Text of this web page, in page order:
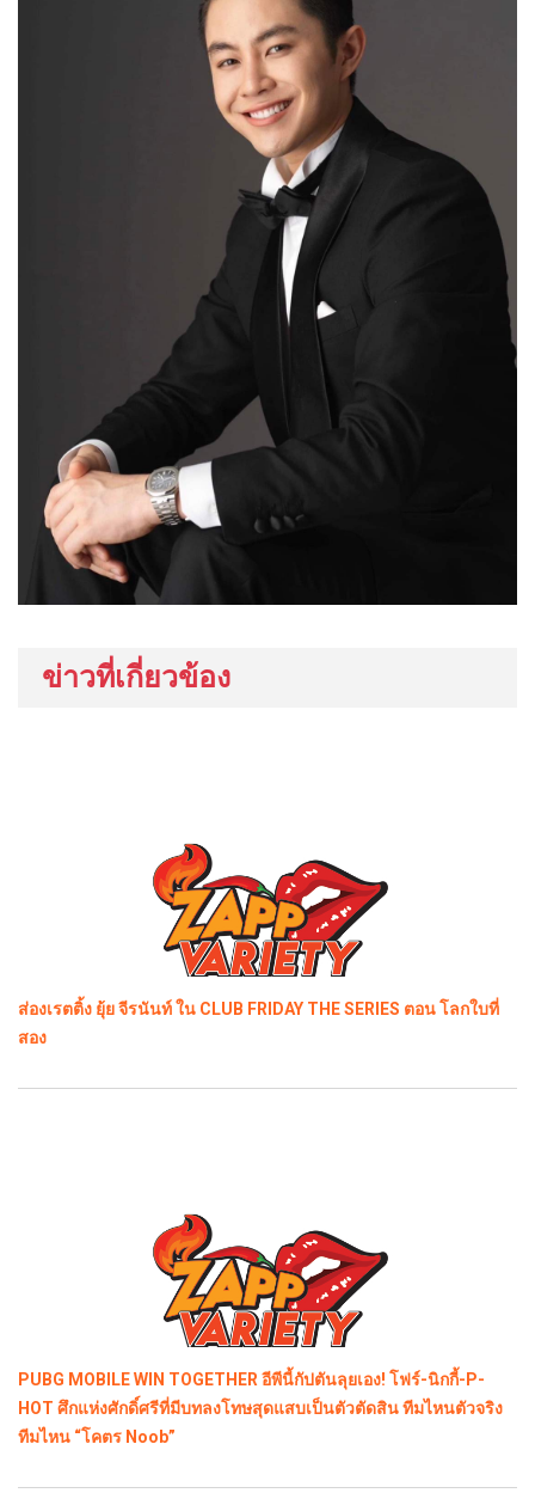
ข่าวที่เกี่ยวข้อง
ส่องเรตติ้ง ยุ้ย จีรนันท์ ใน CLUB FRIDAY THE SERIES ตอน โลกใบที่
สอง
PUBG MOBILE WIN TOGETHER อีพีนี้กัปตันลุยเอง! โฟร์-นิกกี้-P-
HOT ศึกแห่งศักดิ์ศรีที่มีบทลงโทษสุดแสบเป็นตัวตัดสิน ทีมไหนตัวจริง
ทีมไหน “โคตร Noob”